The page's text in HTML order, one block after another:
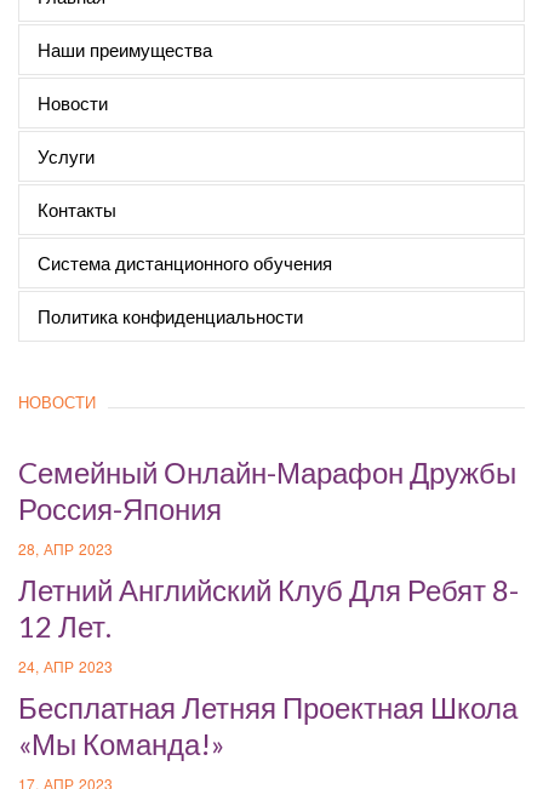
Наши преимущества
Новости
Услуги
Контакты
Система дистанционного обучения
Политика конфиденциальности
НОВОСТИ
Cемейный Онлайн-Марафон Дружбы
Россия-Япония
28, АПР 2023
Летний Английский Клуб Для Ребят 8-
12 Лет.
24, АПР 2023
Бесплатная Летняя Проектная Школа
«Мы Команда!»
17, АПР 2023